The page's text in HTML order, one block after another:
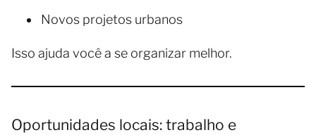
Novos projetos urbanos
Isso ajuda você a se organizar melhor.
Oportunidades locais: trabalho e